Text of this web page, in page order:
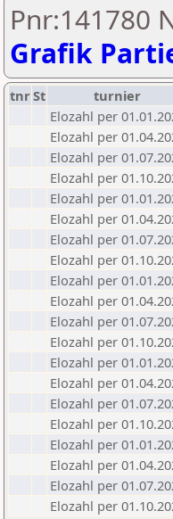
Pnr:141780
Grafik
tnrSt turnier
Elozahl per
Elozahl per
Elozahl per
Elozahl per
Elozahl per
Elozahl per
Elozahl per
Elozahl per
Elozahl per
Elozahl per
Elozahl per
Elozahl per
Elozahl per
Elozahl per
Elozahl per
Elozahl per
Elozahl per
Elozahl per
Elozahl per
Elozahl per